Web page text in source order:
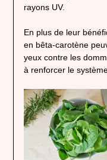
rayons UV.
En plus de leur
en bêta-carotène
yeux contre les
à renforcer le